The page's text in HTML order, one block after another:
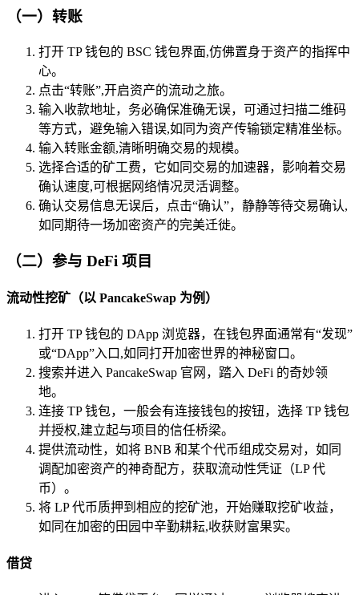
（一）转账
打开 TP 钱包的 BSC 钱包界面,仿佛置身于资产的指挥中
心。
点击“转账”,开启资产的流动之旅。
输入收款地址，务必确保准确无误，可通过扫描二维码
等方式，避免输入错误,如同为资产传输锁定精准坐标。
输入转账金额,清晰明确交易的规模。
选择合适的矿工费，它如同交易的加速器，影响着交易
确认速度,可根据网络情况灵活调整。
确认交易信息无误后，点击“确认”，静静等待交易确认,
如同期待一场加密资产的完美迁徙。
（二）参与 DeFi 项目
流动性挖矿（以 PancakeSwap 为例）
打开 TP 钱包的 DApp 浏览器，在钱包界面通常有“发现”
或“DApp”入口,如同打开加密世界的神秘窗口。
搜索并进入 PancakeSwap 官网，踏入 DeFi 的奇妙领
地。
连接 TP 钱包，一般会有连接钱包的按钮，选择 TP 钱包
并授权,建立起与项目的信任桥梁。
提供流动性，如将 BNB 和某个代币组成交易对，如同
调配加密资产的神奇配方，获取流动性凭证（LP 代
币）。
将 LP 代币质押到相应的挖矿池，开始赚取挖矿收益，
如同在加密的田园中辛勤耕耘,收获财富果实。
借贷